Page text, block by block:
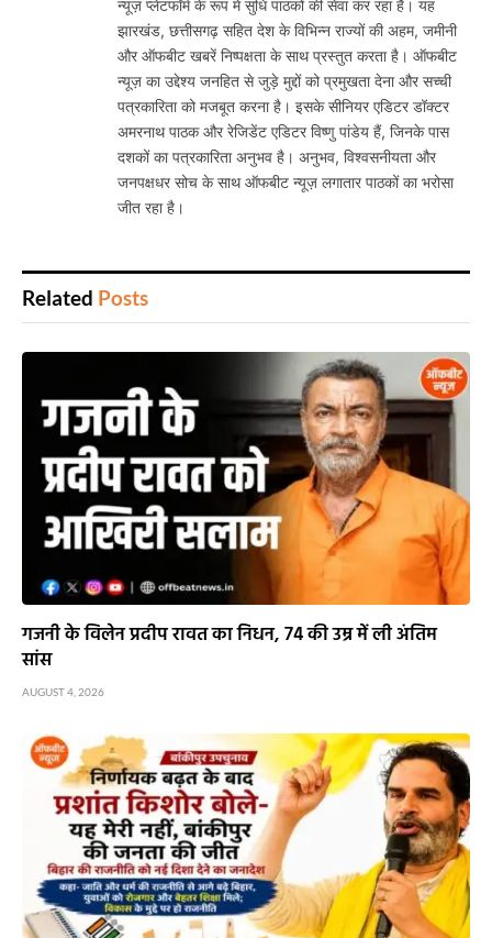
न्यूज़ प्लेटफॉर्म के रूप में सुधि पाठकों की सेवा कर रहा है। यह
झारखंड, छत्तीसगढ़ सहित देश के विभिन्न राज्यों की अहम, जमीनी
और ऑफबीट खबरें निष्पक्षता के साथ प्रस्तुत करता है। ऑफबीट
न्यूज़ का उद्देश्य जनहित से जुड़े मुद्दों को प्रमुखता देना और सच्ची
पत्रकारिता को मजबूत करना है। इसके सीनियर एडिटर डॉक्टर
अमरनाथ पाठक और रेजिडेंट एडिटर विष्णु पांडेय हैं, जिनके पास
दशकों का पत्रकारिता अनुभव है। अनुभव, विश्वसनीयता और
जनपक्षधर सोच के साथ ऑफबीट न्यूज़ लगातार पाठकों का भरोसा
जीत रहा है।
Related Posts
गजनी के विलेन प्रदीप रावत का निधन, 74 की उम्र में ली अंतिम
सांस
AUGUST 4, 2026